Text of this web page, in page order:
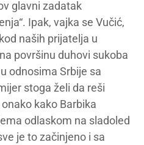
glavni zadatak
Ipak, vajka se Vučić,
naših prijatelja u
površinu duhovi sukoba
odnosima Srbije sa
stoga želi da reši
onako kako Barbika
odlaskom na sladoled
je to začinjeno i sa